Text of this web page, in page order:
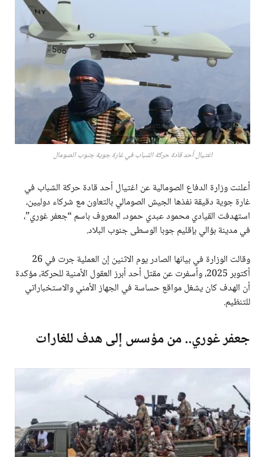
اغتيال أحد قادة حركة الشباب في غارة جوية جنوب الصومال
أعلنت وزارة الدفاع الصومالية عن اغتيال أحد قادة حركة الشباب في
غارة جوية دقيقة نفذها الجيش الصومالي بالتعاون مع شركاء دوليين،
استهدفت القيادي محمود عبدي حمود، المعروف باسم “جعفر غوري”،
في مدينة بؤالي بإقليم جوبا الوسطى جنوب البلاد.
وقالت الوزارة في بيانها الصادر يوم الاثنين إن العملية جرت في 26
أكتوبر 2025، وأسفرت عن مقتل أحد أبرز العقول الأمنية للحركة، مؤكدة
أن الهدف كان يشغل مواقع حساسة في الجهاز الأمني والاستخباراتي
للتنظيم.
جعفر غوري.. من مؤسس إلى هدف للغارات